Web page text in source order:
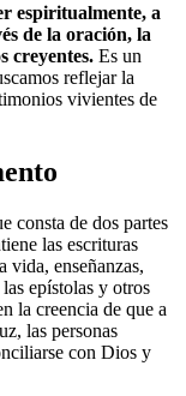
espiritualmente, a
de la oración, la
creyentes. Es un
reflejar la
vivientes de
consta de dos partes
las escrituras
vida, enseñanzas,
epístolas y otros
la creencia de que a
las personas
con Dios y